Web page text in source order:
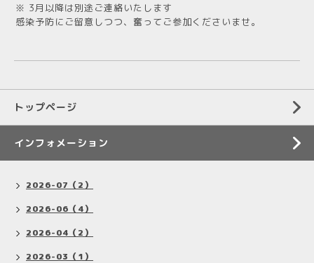
※ 3月以降は別途ご連絡いたします
感染予防にご留意しつつ、奮ってご参加くださいませ。
トップページ
インフォメーション
2026-07（2）
2026-06（4）
2026-04（2）
2026-03（1）